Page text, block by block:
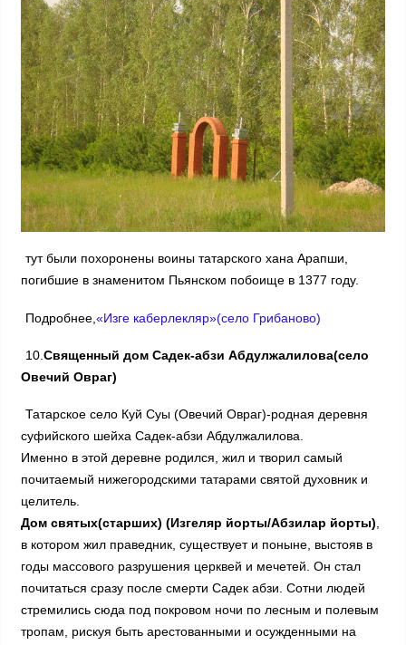
тут были похоронены воины татарского хана Арапши,
погибшие в знаменитом Пьянском побоище в 1377 году.
Подробнее, «Изге каберлекляр»(село Грибаново)
10. Священный дом Садек-абзи Абдулжалилова(село
Овечий Овраг)
Татарское село Куй Суы (Овечий Овраг)-родная деревня
суфийского шейха Садек-абзи Абдулжалилова.
Именно в этой деревне родился, жил и творил самый
почитаемый нижегородскими татарами святой духовник и
целитель.
Дом святых(старших) (Изгеляр йорты/Абзилар йорты)
в котором жил праведник, существует и поныне, выстояв в
годы массового разрушения церквей и мечетей. Он стал
почитаться сразу после смерти Садек абзи. Сотни людей
стремились сюда под покровом ночи по лесным и полевым
тропам, рискуя быть арестованными и осужденными на